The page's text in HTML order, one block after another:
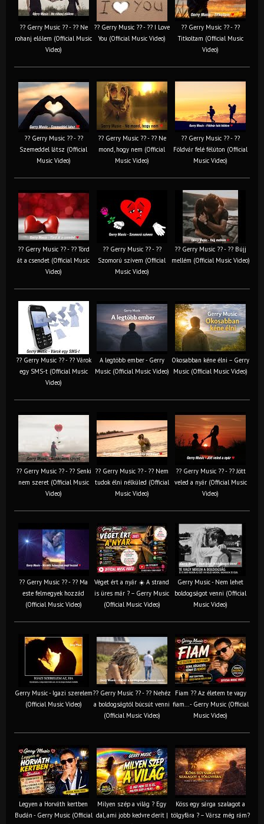
?? Gerry Music ?? - ?? Ne
rohanj előlem (Official Music
Video)
?? Gerry Music ?? - ?? I Love
You (Official Music Video)
?? Gerry Music ?? - ??
Titkoltam (Official Music
Video)
?? Gerry Music ?? - ??
Szemeddel látsz (Official
Music Video)
?? Gerry Music ?? - ?? Ne
mond, hogy nem (Official
Music Video)
?? Gerry Music ?? - ??
Földvár felé félúton (Official
Music Video)
?? Gerry Music ?? - ?? Törd
át a csendet (Official Music
Video)
?? Gerry Music ?? - ??
Szomorú szívem (Official
Music Video)
?? Gerry Music ?? - ?? Bújj
mellém (Official Music Video)
?? Gerry Music ?? - ?? Várok
egy SMS-t (Official Music
Video)
A legtöbb ember - Gerry
Music (Official Music Video)
Okosabban kéne élni – Gerry
Music (Official Music Video)
?? Gerry Music ?? - ?? Senki
nem szeret (Official Music
Video)
?? Gerry Music ?? - ?? Nem
tudok élni nélküled (Official
Music Video)
?? Gerry Music ?? - ?? Jött
veled a nyár (Official Music
Video)
?? Gerry Music ?? - ?? Ma
este felmegyek hozzád
(Official Music Video)
Véget ért a nyár ☀️ A strand
is üres már ? – Gerry Music
(Official Music Video)
Gerry Music - Nem lehet
boldogságot venni (Official
Music Video)
Gerry Music - Igazi szerelem
(Official Music Video)
?? Gerry Music ?? - ?? Nehéz
a boldogságtól búcsút venni
(Official Music Video)
Fiam ?‍? Az életem te vagy
fiam... - Gerry Music (Official
Music Video)
Legyen a Horváth kertben
Budán - Gerry Music (Official
Milyen szép a világ ? Egy
dal, ami jobb kedvre derít |
Köss egy sárga szalagot a
tölgyfára ?️ – Vársz még rám?